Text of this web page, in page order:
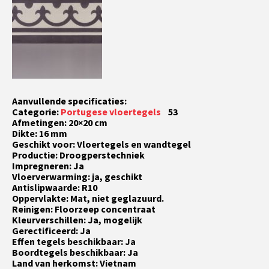
Aanvullende specificaties:
Categorie: Portugese vloertegels 53
Afmetingen: 20×20 cm
Dikte: 16 mm
Geschikt voor: Vloertegels en wandtegel
Productie: Droogperstechniek
Impregneren: Ja
Vloerverwarming: ja, geschikt
Antislipwaarde: R10
Oppervlakte: Mat, niet geglazuurd.
Reinigen: Floorzeep concentraat
Kleurverschillen: Ja, mogelijk
Gerectificeerd: Ja
Effen tegels beschikbaar: Ja
Boordtegels beschikbaar: Ja
Land van herkomst: Vietnam